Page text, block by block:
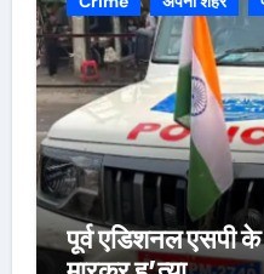
पूर्व एडिशनल एसपी के